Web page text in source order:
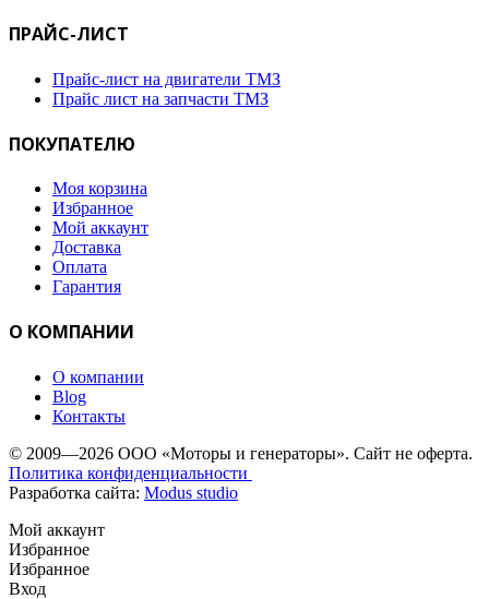
ПРАЙС-ЛИСТ
Прайс-лист на двигатели ТМЗ
Прайс лист на запчасти ТМЗ
ПОКУПАТЕЛЮ
Моя корзина
Избранное
Мой аккаунт
Доставка
Оплата
Гарантия
О КОМПАНИИ
О компании
Blog
Контакты
© 2009—2026 ООО «Моторы и генераторы». Сайт не оферта.
Политика конфиденциальности
Разработка сайта: Modus studio
Мой аккаунт
Избранное
Избранное
Вход